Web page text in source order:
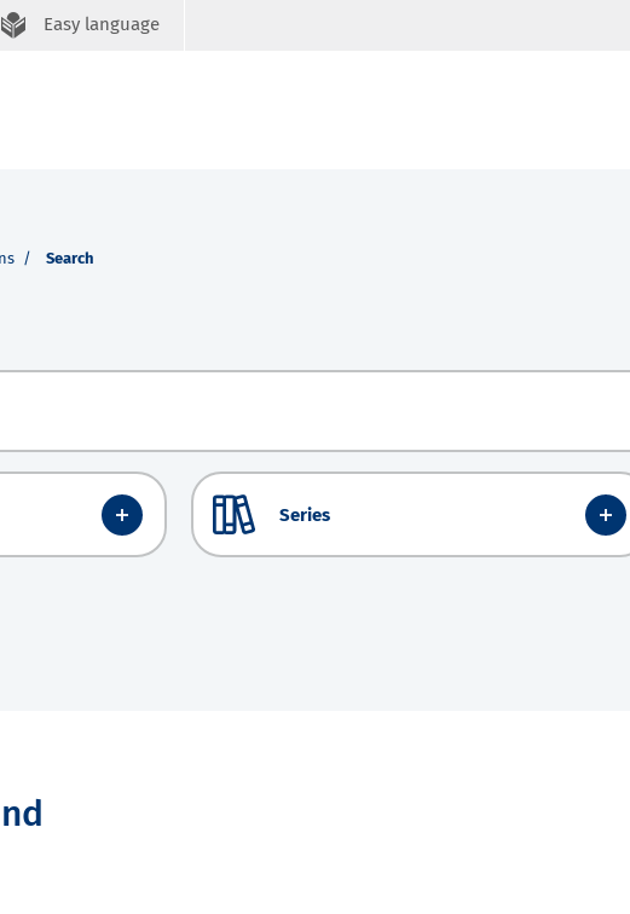
Easy language
Search
Series